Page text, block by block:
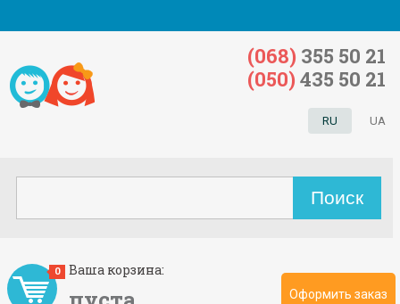
Ваша корзина:
0
Оформить заказ
RU UA
(068) 355 50 21
(050) 435 50 21